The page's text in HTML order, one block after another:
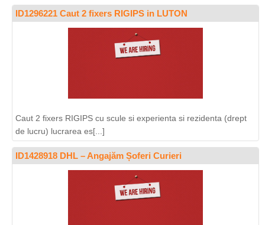
ID1296221 Caut 2 fixers RIGIPS in LUTON
Caut 2 fixers RIGIPS cu scule si experienta si rezidenta (drept
de lucru) lucrarea es[...]
ID1428918 DHL – Angajăm Șoferi Curieri